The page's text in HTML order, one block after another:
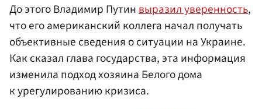
До этого Владимир Путинвыразил уверенность,
что его американский коллега начал получать
объективные сведения о ситуации на Украине.
Как сказал глава государства, эта информация
изменила подход хозяина Белого дома
к урегулированию кризиса.